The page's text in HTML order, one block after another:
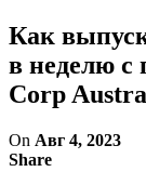
Как
в неделю
Corp
On Авг 4, 2023
Share